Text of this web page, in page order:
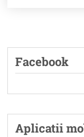
Facebook
Aplicatii